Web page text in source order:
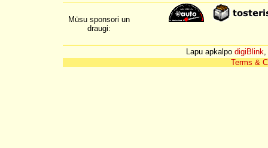
Mūsu sponsori un
draugi:
Lapu apkalpo digiBlink,
Terms &